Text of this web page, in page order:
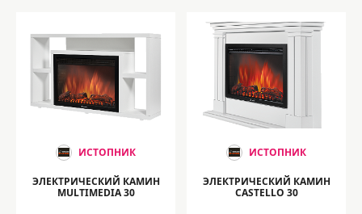
ИСТОПНИК
ЭЛЕКТРИЧЕСКИЙ КАМИН
MULTIMEDIA 30
ИСТОПНИК
ЭЛЕКТРИЧЕСКИЙ КАМИН
CASTELLO 30